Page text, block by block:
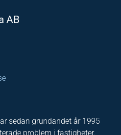
AB
sedan grundandet år 1995
problem i fastigheter.